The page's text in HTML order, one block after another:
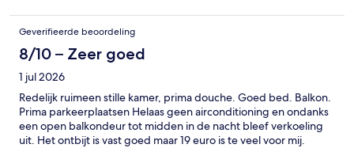
Geverifieerde beoordeling
8/10 – Zeer goed
1 jul 2026
Redelijk ruimeen stille kamer, prima douche. Goed bed. Balkon.
Prima parkeerplaatsen Helaas geen airconditioning en ondanks
een open balkondeur tot midden in de nacht bleef verkoeling
uit. Het ontbijt is vast goed maar 19 euro is te veel voor mij.